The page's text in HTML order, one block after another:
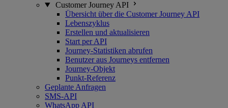
Customer Journey API
Übersicht über die Customer Journey API
Lebenszyklus
Erstellen und aktualisieren
Start per API
Journey-Statistiken abrufen
Benutzer aus Journeys entfernen
Journey-Objekt
Punkt-Referenz
Geplante Anfragen
SMS-API
WhatsApp API